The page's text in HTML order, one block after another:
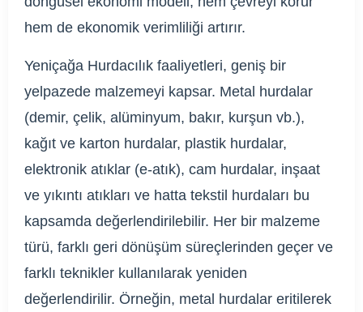
hem de ekonomik verimliliği artırır.
Yeniçağa Hurdacılık faaliyetleri, geniş bir
yelpazede malzemeyi kapsar. Metal hurdalar
(demir, çelik, alüminyum, bakır, kurşun vb.),
kağıt ve karton hurdalar, plastik hurdalar,
elektronik atıklar (e-atık), cam hurdalar, inşaat
ve yıkıntı atıkları ve hatta tekstil hurdaları bu
kapsamda değerlendirilebilir. Her bir malzeme
türü, farklı geri dönüşüm süreçlerinden geçer ve
farklı teknikler kullanılarak yeniden
değerlendirilir. Örneğin, metal hurdalar eritilerek